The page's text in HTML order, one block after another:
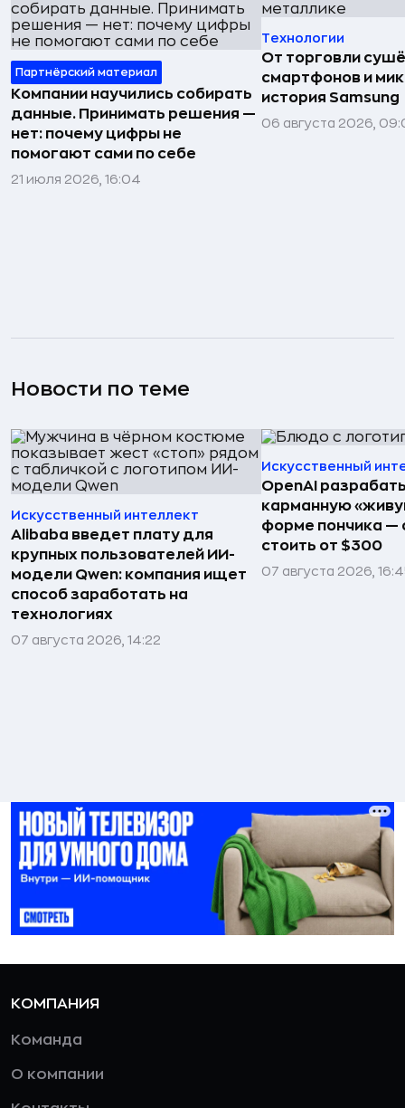
Партнёрский материал
Компании научились собирать
данные. Принимать решения —
нет: почему цифры не
помогают сами по себе
21 июля 2026, 16:04
Технологии
От торговли
смартфонов и
история Samsung
06 августа 2026,
Новости по теме
Искусственный интеллект
Alibaba введет плату для
крупных пользователей ИИ-
модели Qwen: компания ищет
способ заработать на
технологиях
07 августа 2026, 14:22
Искусственный
OpenAI
карманную
форме пончика —
стоить от $300
07 августа 2026,
КОМПАНИЯ
Команда
О компании